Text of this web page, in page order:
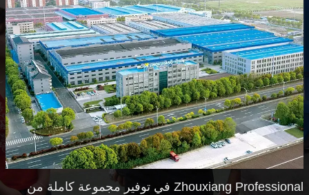
Zhouxiang Professional في توفير مجموعة كاملة من